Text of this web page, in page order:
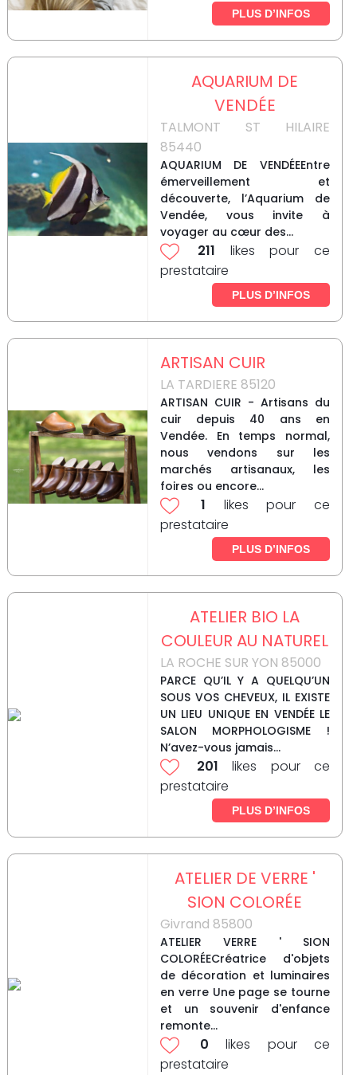
PLUS D’INFOS
AQUARIUM DE
VENDÉE
TALMONT ST HILAIRE
85440
AQUARIUM DE VENDÉEEntre
émerveillement et
découverte, l’Aquarium de
Vendée, vous invite à
voyager au cœur des...
211 likes pour ce
prestataire
PLUS D’INFOS
ARTISAN CUIR
LA TARDIERE 85120
ARTISAN CUIR - Artisans du
cuir depuis 40 ans en
Vendée. En temps normal,
nous vendons sur les
marchés artisanaux, les
foires ou encore...
1 likes pour ce
prestataire
PLUS D’INFOS
ATELIER BIO LA
COULEUR AU NATUREL
LA ROCHE SUR YON 85000
PARCE QU’IL Y A QUELQU’UN
SOUS VOS CHEVEUX, IL EXISTE
UN LIEU UNIQUE EN VENDÉE LE
SALON MORPHOLOGISME !
N’avez-vous jamais...
201 likes pour ce
prestataire
PLUS D’INFOS
ATELIER DE VERRE '
SION COLORÉE
Givrand 85800
ATELIER VERRE ' SION
COLORÉECréatrice d'objets
de décoration et luminaires
en verre Une page se tourne
et un souvenir d'enfance
remonte...
0 likes pour ce
prestataire